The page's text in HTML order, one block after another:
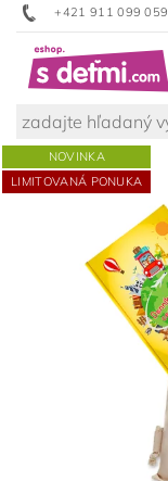
+421 911 099 059
NOVINKA
LIMITOVANÁ PONUKA